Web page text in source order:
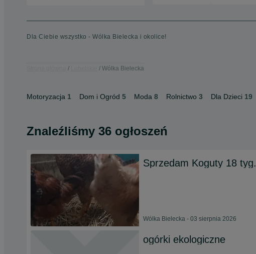
Dla Ciebie wszystko - Wólka Bielecka i okolice!
Wólka Bielecka
Motoryzacja 1 Dom i Ogród 5 Moda 8 Rolnictwo 3 Dla Dzieci 19
Znaleźliśmy 36 ogłoszeń
Sprzedam Koguty 18 tyg.
Wólka Bielecka - 03 sierpnia 2026
ogórki ekologiczne